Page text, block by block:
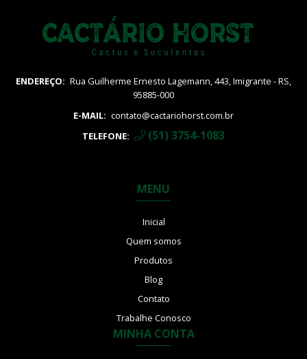
ENDEREÇO: Rua Guilherme Ernesto Lagemann, 443, Imigrante - RS,
95885-000
E-MAIL: contato@cactariohorst.com.br
TELEFONE:
(51) 3754-1083
MENU
Inicial
Quem somos
Produtos
Blog
Contato
Trabalhe Conosco
MINHA CONTA